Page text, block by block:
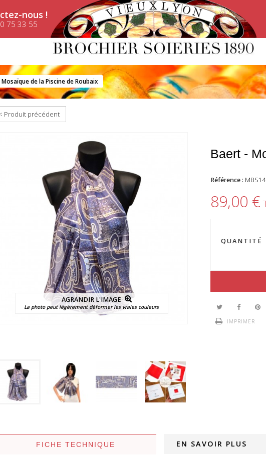
nous !
75 33 55
Mosaïque de la Piscine de Roubaix
Produit précédent
AGRANDIR L'IMAGE
La photo peut légèrement déformer les vraies couleurs
Baert -
Référence :
89,00 €
QUANTITÉ
IMPRIMER
FICHE TECHNIQUE EN SAVOIR PLUS